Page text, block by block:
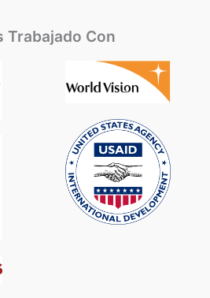
Trabajado Con